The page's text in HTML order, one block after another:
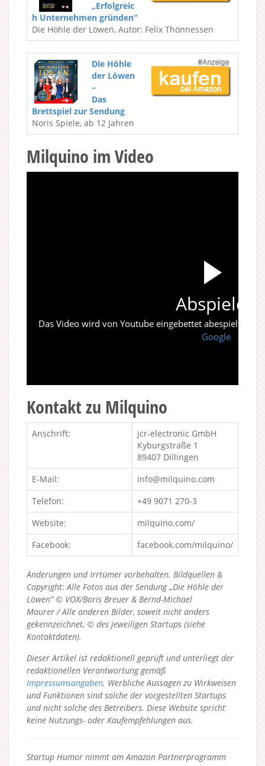
„Erfolgreic
h Unternehmen gründen“
Die Höhle der Löwen, Autor: Felix Thönnessen
Die Höhle
der Löwen
–
Das
Brettspiel zur Sendung
Noris Spiele, ab 12 Jahren
Milquino im Video
Abspielen
Das Video wird von Youtube eingebettet abespielt. Es
Google
Kontakt zu Milquino
Anschrift:
jcr-electronic GmbH
Kyburgstraße 1
89407 Dillingen
E-Mail:
info@milquino.com
Telefon:
+49 9071 270-3
Website:
milquino.com/
Facebook:
facebook.com/milquino/
Änderungen und Irrtümer vorbehalten. Bildquellen &
Copyright: Alle Fotos aus der Sendung „Die Höhle der
Löwen“ © VOX/Boris Breuer & Bernd-Michael
Maurer / Alle anderen Bilder, soweit nicht anders
gekennzeichnet, © des jeweiligen Startups (siehe
Kontaktdaten).
Dieser Artikel ist redaktionell geprüft und unterliegt der
redaktionellen Verantwortung gemäß
Impressumsangaben. Werbliche Aussagen zu Wirkweisen
und Funktionen sind solche der vorgestellten Startups
und nicht solche des Betreibers. Diese Website spricht
keine Nutzungs- oder Kaufempfehlungen aus.
Startup Humor nimmt am Amazon Partnerprogramm